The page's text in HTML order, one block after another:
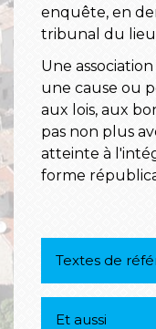
enquête, en
tribunal du lieu
Une
une cause ou
aux lois, aux
pas non plus
atteinte à
forme
Textes de
Et aussi